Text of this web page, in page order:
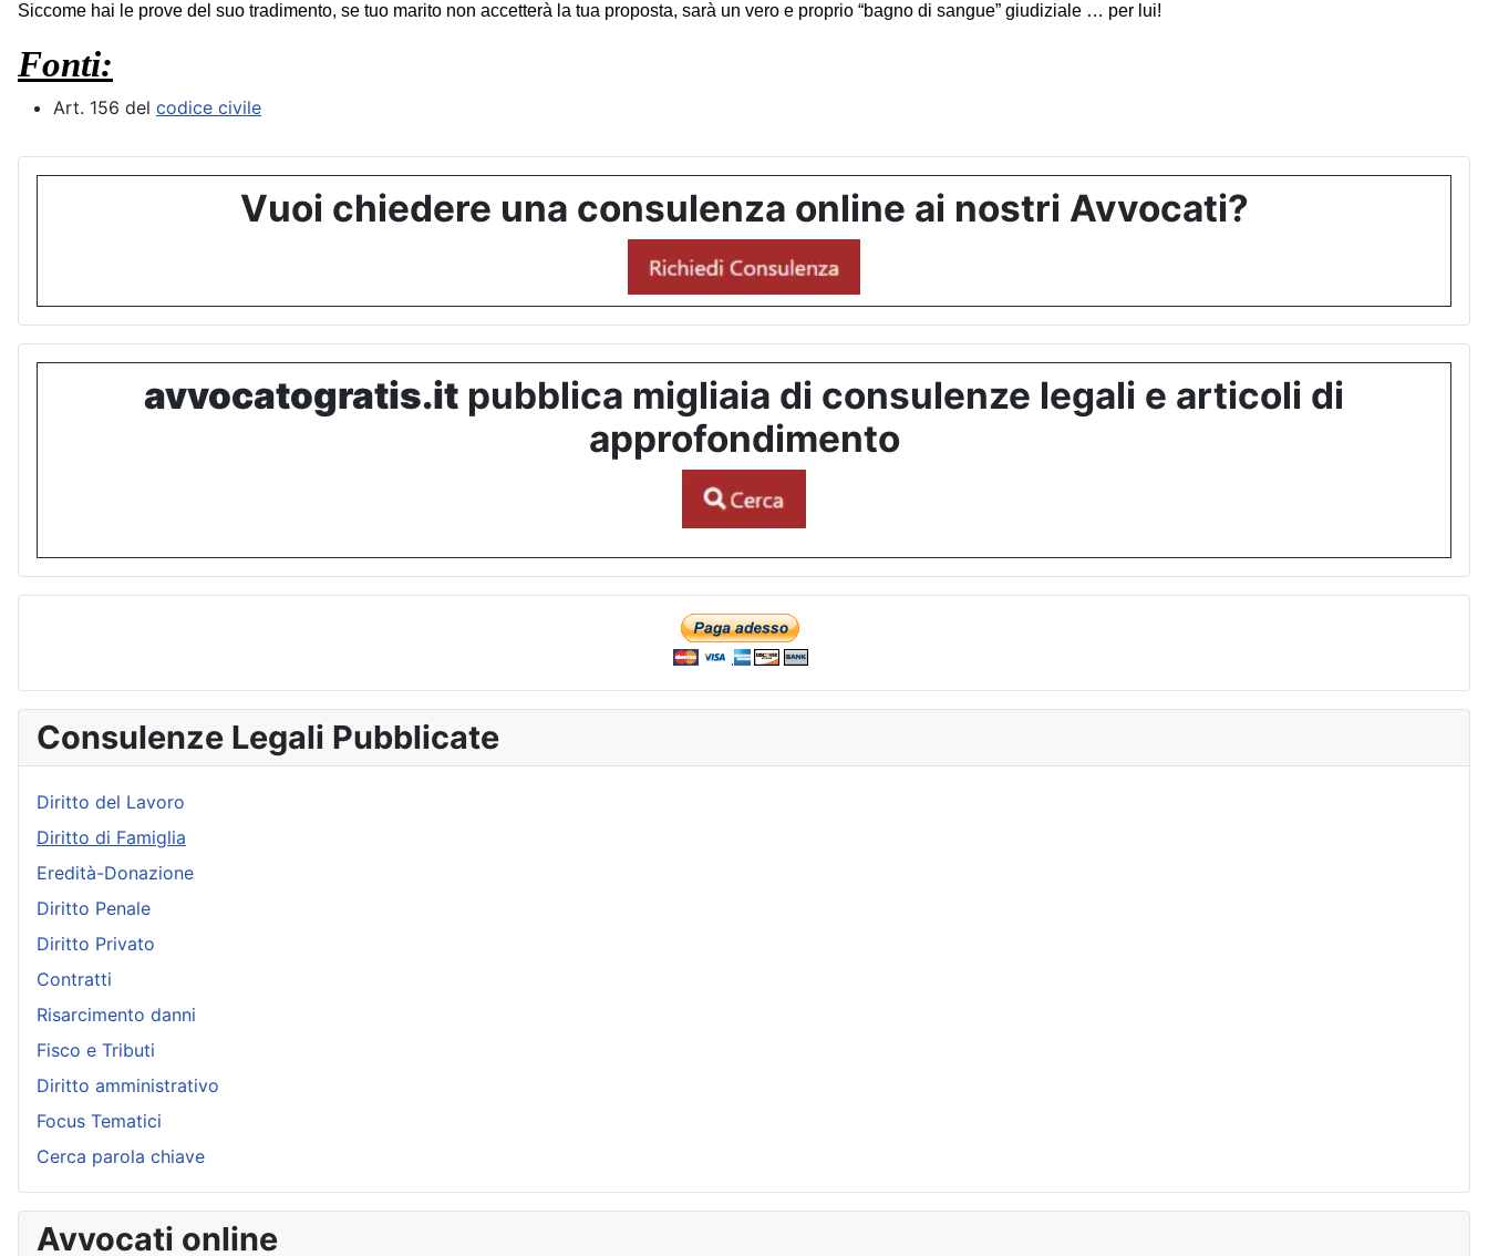
Siccome hai le prove del suo tradimento, se tuo marito non accetterà la tua proposta, sarà un vero e proprio “bagno di sangue” giudiziale … per lui!
Fonti:
Art. 156 del codice civile
Vuoi chiedere una consulenza online ai nostri Avvocati?
avvocatogratis.it pubblica migliaia di consulenze legali e articoli di
approfondimento
Consulenze Legali Pubblicate
Diritto del Lavoro
Diritto di Famiglia
Eredità-Donazione
Diritto Penale
Diritto Privato
Contratti
Risarcimento danni
Fisco e Tributi
Diritto amministrativo
Focus Tematici
Cerca parola chiave
Avvocati online